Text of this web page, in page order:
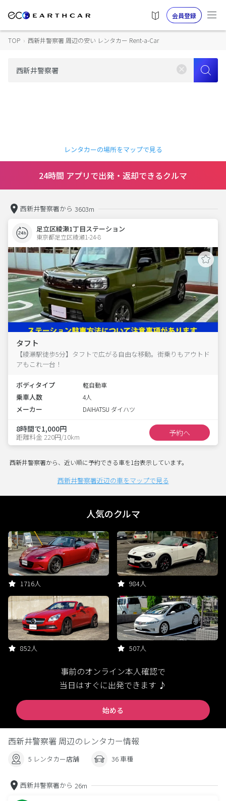
会員登録
TOP › 西新井警察署 周辺の安い レンタカー Rent-a-Car
レンタカーの場所をマップで見る
24時間 アプリで出発・返却できるクルマ
西新井警察署から 3603m
足立区綾瀬1丁目ステーション
東京都足立区綾瀬1-24-8
タフト
【綾瀬駅徒歩5分】タフトで広がる自由な移動。街乗りもアウトド
アもこれ一台！
ボディタイプ 軽自動車
乗車人数 4人
メーカー DAIHATSU ダイハツ
8時間で1,000円
距離料金 220円/10km 予約へ
西新井警察署から、近い順に予約できる車を1台表示しています。
西新井警察署近辺の車をマップで見る
人気のクルマ
1716人 984人
852人 507人
事前のオンライン本人確認で
当日はすぐに出発できます ♪
始める
西新井警察署 周辺のレンタカー情報
5 レンタカー店舗 36 車種
西新井警察署から 26m